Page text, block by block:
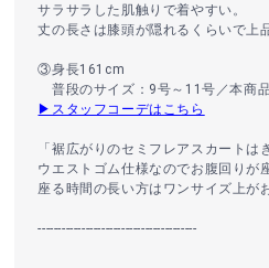
サラサラした肌触りで着やすい。
丈の長さは膝頭が隠れるくらいで上
③身長161cm
普段のサイズ：9号～11号／本商
▶スタッフコーデはこちら
「裾広がりのセミフレアスカートは
ウエストゴム仕様なのでお腹回りが
座る時間の長い方はワンサイズ上が
----------------------------------------